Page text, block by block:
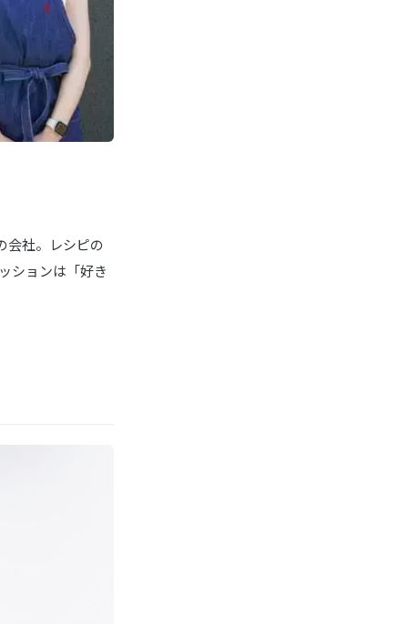
会社。レシピの
ションは「好き